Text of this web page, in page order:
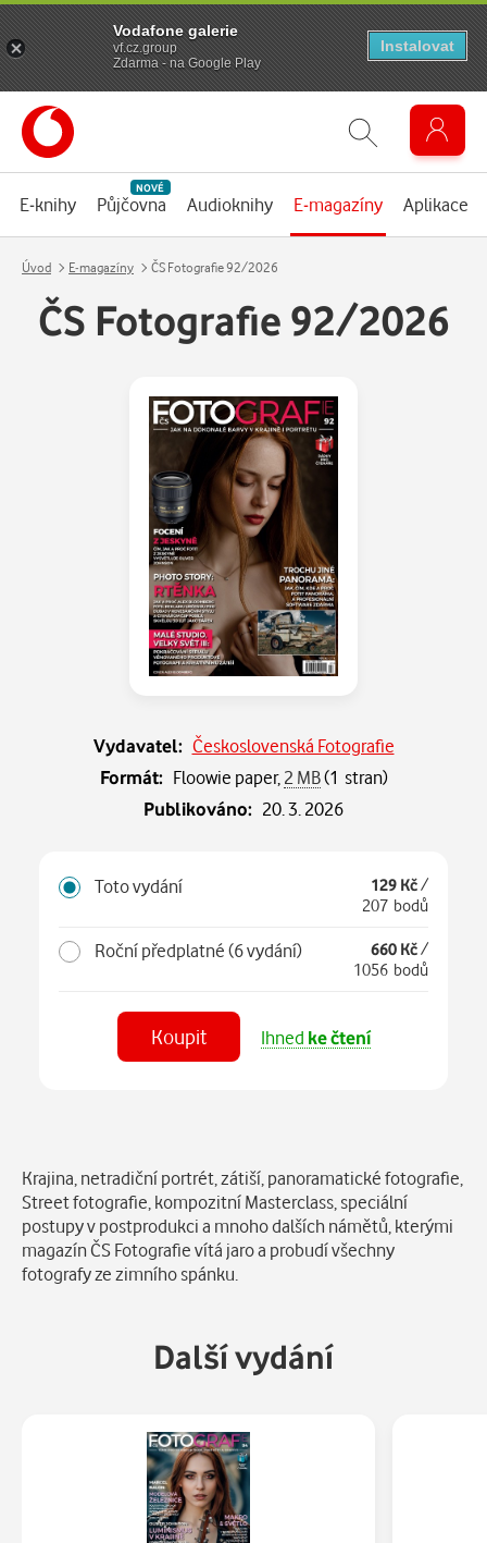
E-knihy Půjčovna
NOVÉ
Audioknihy E-magazíny Aplikace
Úvod E-magazíny ČS Fotografie 92/2026
ČS Fotografie 92/2026
Vydavatel: Československá Fotografie
Formát: Floowie paper,2 MB(1 stran)
Publikováno: 20. 3. 2026
Toto vydání 129 Kč/
207 bodů
Roční předplatné (6 vydání) 660 Kč/
1056 bodů
Koupit Ihned ke čtení
Krajina, netradiční portrét, zátiší, panoramatické fotografie,
Street fotografie, kompozitní Masterclass, speciální
postupy v postprodukci a mnoho dalších námětů, kterými
magazín ČS Fotografie vítá jaro a probudí všechny
fotografy ze zimního spánku.
Další vydání
Vodafone galerie
vf.cz.group
Zdarma - na Google Play
Instalovat